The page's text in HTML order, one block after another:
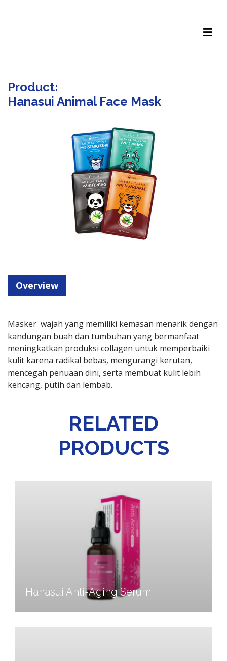
Product:
Hanasui Animal Face Mask
Overview
Masker wajah yang memiliki kemasan menarik dengan
kandungan buah dan tumbuhan yang bermanfaat
meningkatkan produksi collagen untuk memperbaiki
kulit karena radikal bebas, mengurangi kerutan,
mencegah penuaan dini, serta membuat kulit lebih
kencang, putih dan lembab.
RELATED
PRODUCTS
Hanasui Anti-Aging Serum